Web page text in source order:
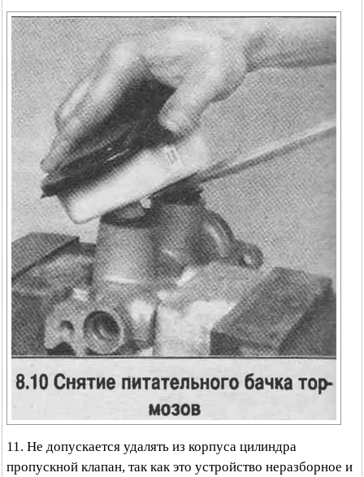
11. Не допускается удалять из корпуса цилиндра
пропускной клапан, так как это устройство неразборное и